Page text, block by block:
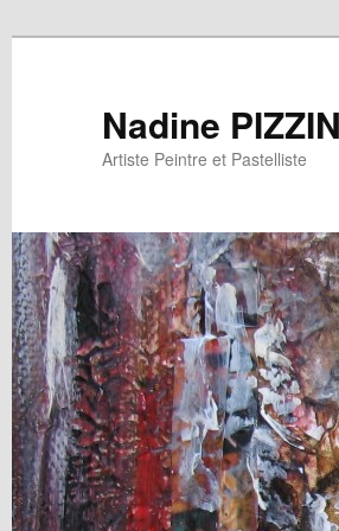
Nadine
Artiste Peintre et Pastelliste